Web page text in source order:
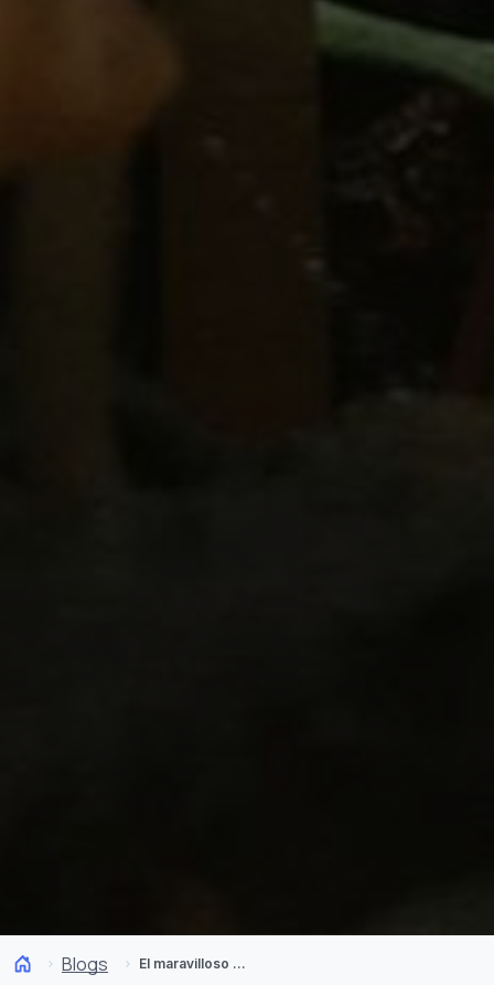
Blogs El maravilloso reino fungi presente en el otoño de Chile